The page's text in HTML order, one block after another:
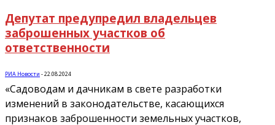
Депутат предупредил владельцев
заброшенных участков об
ответственности
РИА Новости -22.08.2024
«Садоводам и дачникам в свете разработки
изменений в законодательстве, касающихся
признаков заброшенности земельных участков,